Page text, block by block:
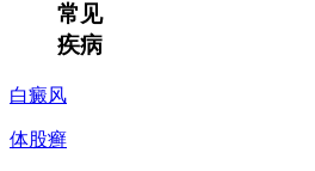
常见
疾病
白癜风
体股癣